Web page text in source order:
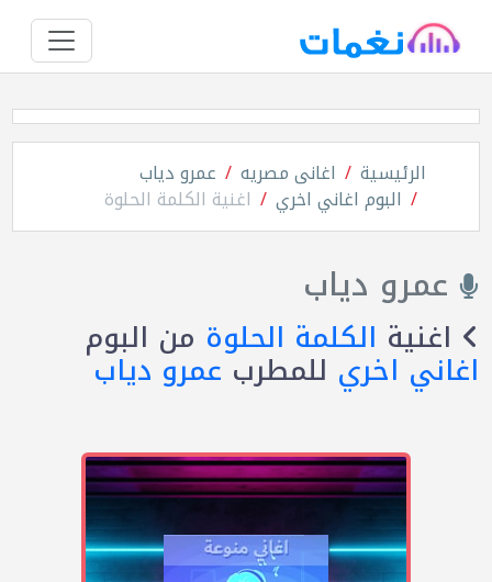
الرئيسية اغانى مصريه عمرو دياب
البوم اغاني اخري اغنية الكلمة الحلوة
عمرو دياب
اغنية الكلمة الحلوة من البوم
اغاني اخري للمطربعمرو دياب